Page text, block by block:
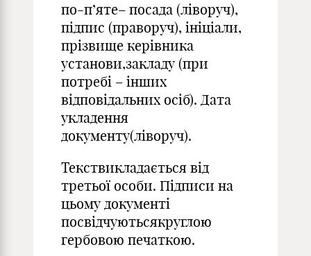
по-п’яте– посада (ліворуч),
підпис (праворуч), ініціали,
прізвище керівника
установи,закладу (при
потребі – інших
відповідальних осіб). Дата
укладення
документу(ліворуч).
Текствикладається від
третьої особи. Підписи на
цьому документі
посвідчуютьсякруглою
гербовою печаткою.